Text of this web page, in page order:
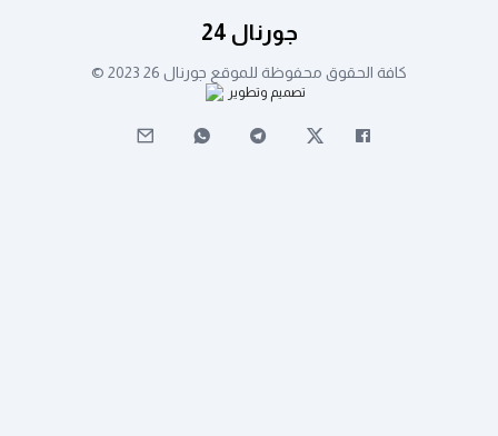
جورنال 24
كافة الحقوق محفوظة للموقع جورنال 26 2023 ©
تصميم وتطوير